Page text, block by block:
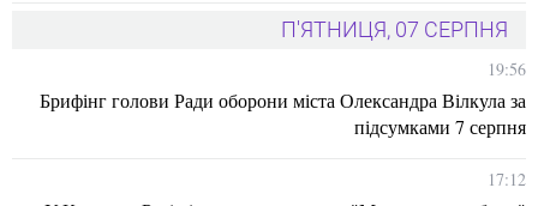
П'ЯТНИЦЯ, 07 СЕРПНЯ
19:56
Брифінг голови Ради оборони міста Олександра Вілкула за
підсумками 7 серпня
17:12